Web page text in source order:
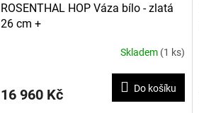
ROSENTHAL HOP Váza bílo - zlatá
26 cm +
Skladem (1 ks)
16 960 Kč Do košíku